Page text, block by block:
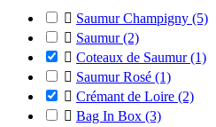
 Saumur Champigny (5)
 Saumur(2)
 Coteaux de Saumur(1)
 Saumur Rosé (1)
 Crémant de Loire (2)
 Bag In Box (3)